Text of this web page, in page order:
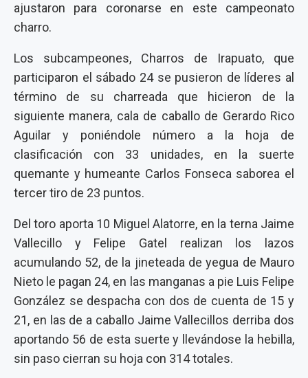
ajustaron para coronarse en este campeonato
charro.
Los subcampeones, Charros de Irapuato, que
participaron el sábado 24 se pusieron de líderes al
término de su charreada que hicieron de la
siguiente manera, cala de caballo de Gerardo Rico
Aguilar y poniéndole número a la hoja de
clasificación con 33 unidades, en la suerte
quemante y humeante Carlos Fonseca saborea el
tercer tiro de 23 puntos.
Del toro aporta 10 Miguel Alatorre, en la terna Jaime
Vallecillo y Felipe Gatel realizan los lazos
acumulando 52, de la jineteada de yegua de Mauro
Nieto le pagan 24, en las manganas a pie Luis Felipe
González se despacha con dos de cuenta de 15 y
21, en las de a caballo Jaime Vallecillos derriba dos
aportando 56 de esta suerte y llevándose la hebilla,
sin paso cierran su hoja con 314 totales.